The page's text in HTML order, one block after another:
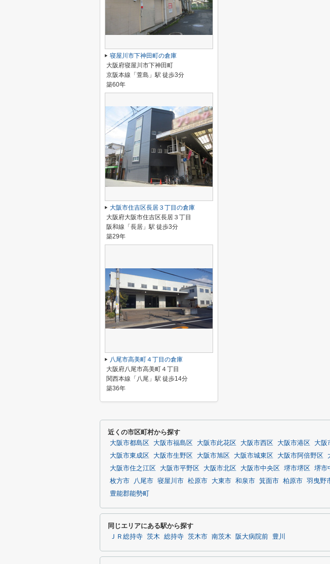
寝屋川市下神田町の倉庫
大阪府寝屋川市下神田町
京阪本線「萱島」駅 徒歩3分
築60年
大阪市住吉区長居３丁目の倉庫
大阪府大阪市住吉区長居３丁目
阪和線「長居」駅 徒歩3分
築29年
八尾市高美町４丁目の倉庫
大阪府八尾市高美町４丁目
関西本線「八尾」駅 徒歩14分
築36年
近くの市区町村から探す
大阪市都島区 大阪市福島区 大阪市此花区 大阪市西区 大阪市港区 大阪
大阪市東成区
大阪市生野区 大阪市旭区 大阪市城東区 大阪市阿倍野区
大阪市住之江区
大阪市平野区 大阪市北区 大阪市中央区 堺市堺区 堺市
枚方市
八尾市 寝屋川市 松原市 大東市 和泉市 箕面市 柏原市 羽曳野
豊能郡能勢町
同じエリアにある駅から探す
ＪＲ総持寺 茨木 総持寺 茨木市 南茨木 阪大病院前 豊川